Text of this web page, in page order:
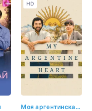
Моя аргентинская душа
HD